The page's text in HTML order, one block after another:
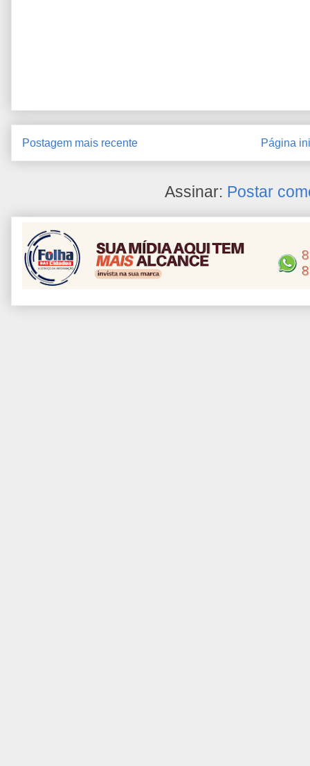
Postagem mais recente Página
Assinar: Postar